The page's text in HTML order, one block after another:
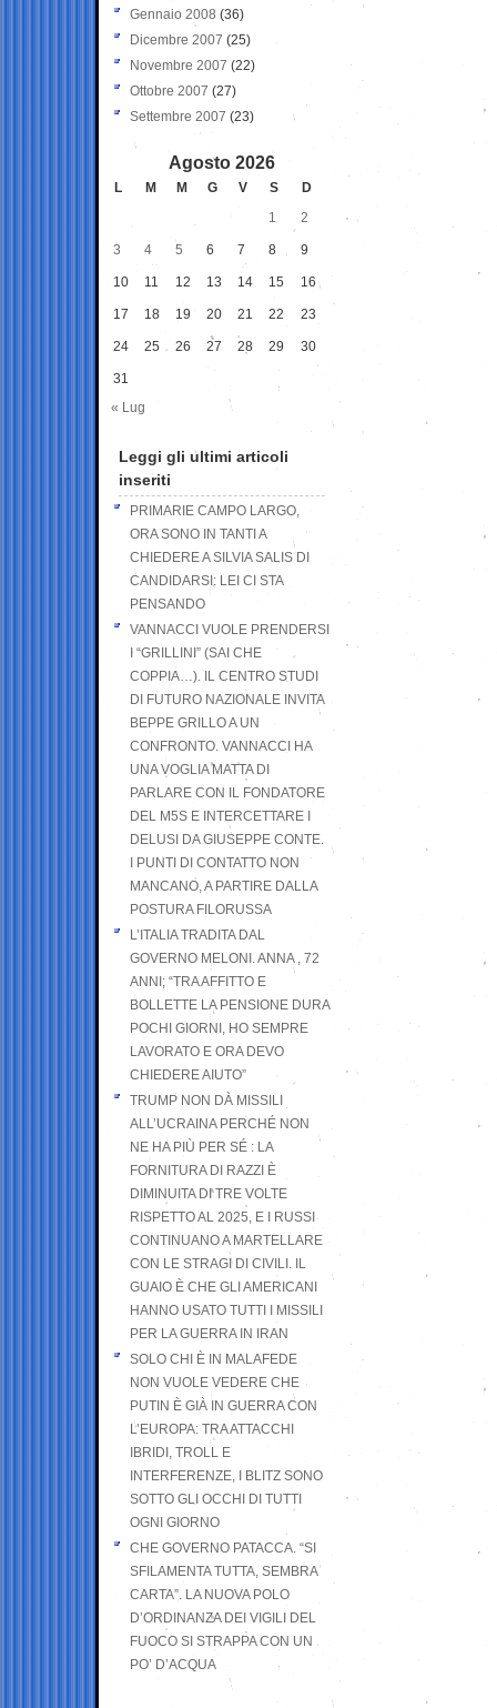
Gennaio 2008 (36)
Dicembre 2007 (25)
Novembre 2007 (22)
Ottobre 2007 (27)
Settembre 2007 (23)
Agosto 2026
L M M G V S
D
1
2
3 4 5 6 7 8 9
10 11 12 13 14 15 16
17 18 19 20 21 22 23
24 25 26 27 28 29 30
31
« Lug
Leggi gli ultimi articoli
inseriti
PRIMARIE CAMPO LARGO,
ORA SONO IN TANTI A
CHIEDERE A SILVIA SALIS DI
CANDIDARSI: LEI CI STA
PENSANDO
VANNACCI VUOLE PRENDERSI
I “GRILLINI” (SAI CHE
COPPIA…). IL CENTRO STUDI
DI FUTURO NAZIONALE INVITA
BEPPE GRILLO A UN
CONFRONTO. VANNACCI HA
UNA VOGLIA MATTA DI
PARLARE CON IL FONDATORE
DEL M5S E INTERCETTARE I
DELUSI DA GIUSEPPE CONTE.
I PUNTI DI CONTATTO NON
MANCANO, A PARTIRE DALLA
POSTURA FILORUSSA
L’ITALIA TRADITA DAL
GOVERNO MELONI. ANNA , 72
ANNI; “TRA AFFITTO E
BOLLETTE LA PENSIONE DURA
POCHI GIORNI, HO SEMPRE
LAVORATO E ORA DEVO
CHIEDERE AIUTO”
TRUMP NON DÀ MISSILI
ALL’UCRAINA PERCHÉ NON
NE HA PIÙ PER SÉ : LA
FORNITURA DI RAZZI È
DIMINUITA DI TRE VOLTE
RISPETTO AL 2025, E I RUSSI
CONTINUANO A MARTELLARE
CON LE STRAGI DI CIVILI. IL
GUAIO È CHE GLI AMERICANI
HANNO USATO TUTTI I MISSILI
PER LA GUERRA IN IRAN
SOLO CHI È IN MALAFEDE
NON VUOLE VEDERE CHE
PUTIN È GIÀ IN GUERRA CON
L’EUROPA: TRA ATTACCHI
IBRIDI, TROLL E
INTERFERENZE, I BLITZ SONO
SOTTO GLI OCCHI DI TUTTI
OGNI GIORNO
CHE GOVERNO PATACCA. “SI
SFILAMENTA TUTTA, SEMBRA
CARTA”. LA NUOVA POLO
D’ORDINANZA DEI VIGILI DEL
FUOCO SI STRAPPA CON UN
PO’ D’ACQUA